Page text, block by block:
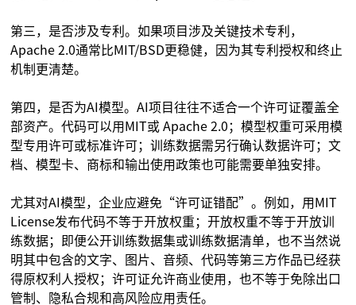
第三，是否涉及专利。如果项目涉及关键技术专利，
Apache 2.0通常比MIT/BSD更稳健，因为其专利授权和终止
机制更清楚。
第四，是否为AI模型。AI项目往往不适合一个许可证覆盖全
部资产。代码可以用MIT或 Apache 2.0；模型权重可采用模
型专用许可或标准许可；训练数据需另行确认数据许可；文
档、模型卡、商标和输出使用政策也可能需要单独安排。
尤其对AI模型，企业应避免“许可证错配”。例如，用MIT
License发布代码不等于开放权重；开放权重不等于开放训
练数据；即便公开训练数据集或训练数据清单，也不当然说
明其中包含的文字、图片、音频、代码等第三方作品已经获
得原权利人授权；许可证允许商业使用，也不等于免除出口
管制、隐私合规和高风险应用责任。